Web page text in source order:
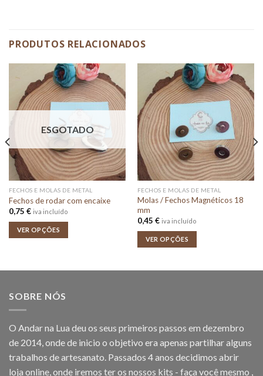
PRODUTOS RELACIONADOS
ESGOTADO
FECHOS E MOLAS DE METAL
Fechos de rodar com encaixe
0,75 € iva incluído
VER OPÇÕES
FECHOS E MOLAS DE METAL
Molas / Fechos Magnéticos 18
mm
0,45 € iva incluído
VER OPÇÕES
SOBRE NÓS
O Andar na Lua deu os seus primeiros passos em dezembro
de 2014, onde de inicio o objetivo era apenas partilhar alguns
trabalhos de artesanato. Passados 4 anos decidimos abrir
loja online, onde iremos ter os nossos kits - faça você mesmo ,